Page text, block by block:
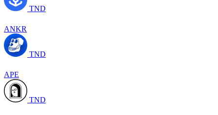
TND
ANKR
TND
APE
TND